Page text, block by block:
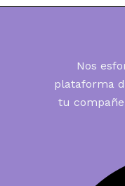
Nos
plataforma
tu